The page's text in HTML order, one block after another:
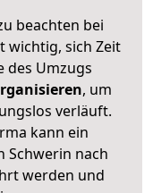
beachten bei
wichtig, sich Zeit
des Umzugs
, um
verläuft.
kann ein
Schwerin nach
werden und